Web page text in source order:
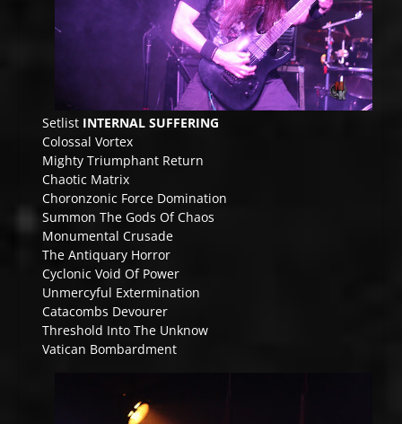
Setlist INTERNAL SUFFERING
Colossal Vortex
Mighty Triumphant Return
Chaotic Matrix
Choronzonic Force Domination
Summon The Gods Of Chaos
Monumental Crusade
The Antiquary Horror
Cyclonic Void Of Power
Unmercyful Extermination
Catacombs Devourer
Threshold Into The Unknow
Vatican Bombardment